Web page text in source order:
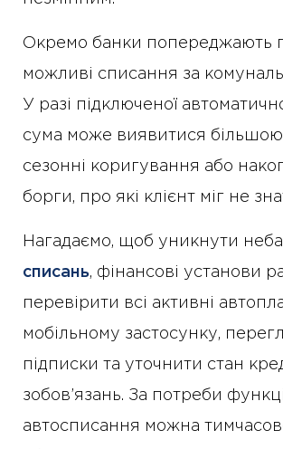
Окремо банки попереджають
можливі списання за
У разі підключеної
сума може виявитися більшою
сезонні коригування або
борги, про які клієнт міг не
Нагадаємо, щоб уникнути
списань, фінансові установи
перевірити всі активні
мобільному застосунку,
підписки та уточнити стан
зобов’язань. За потреби
автосписання можна